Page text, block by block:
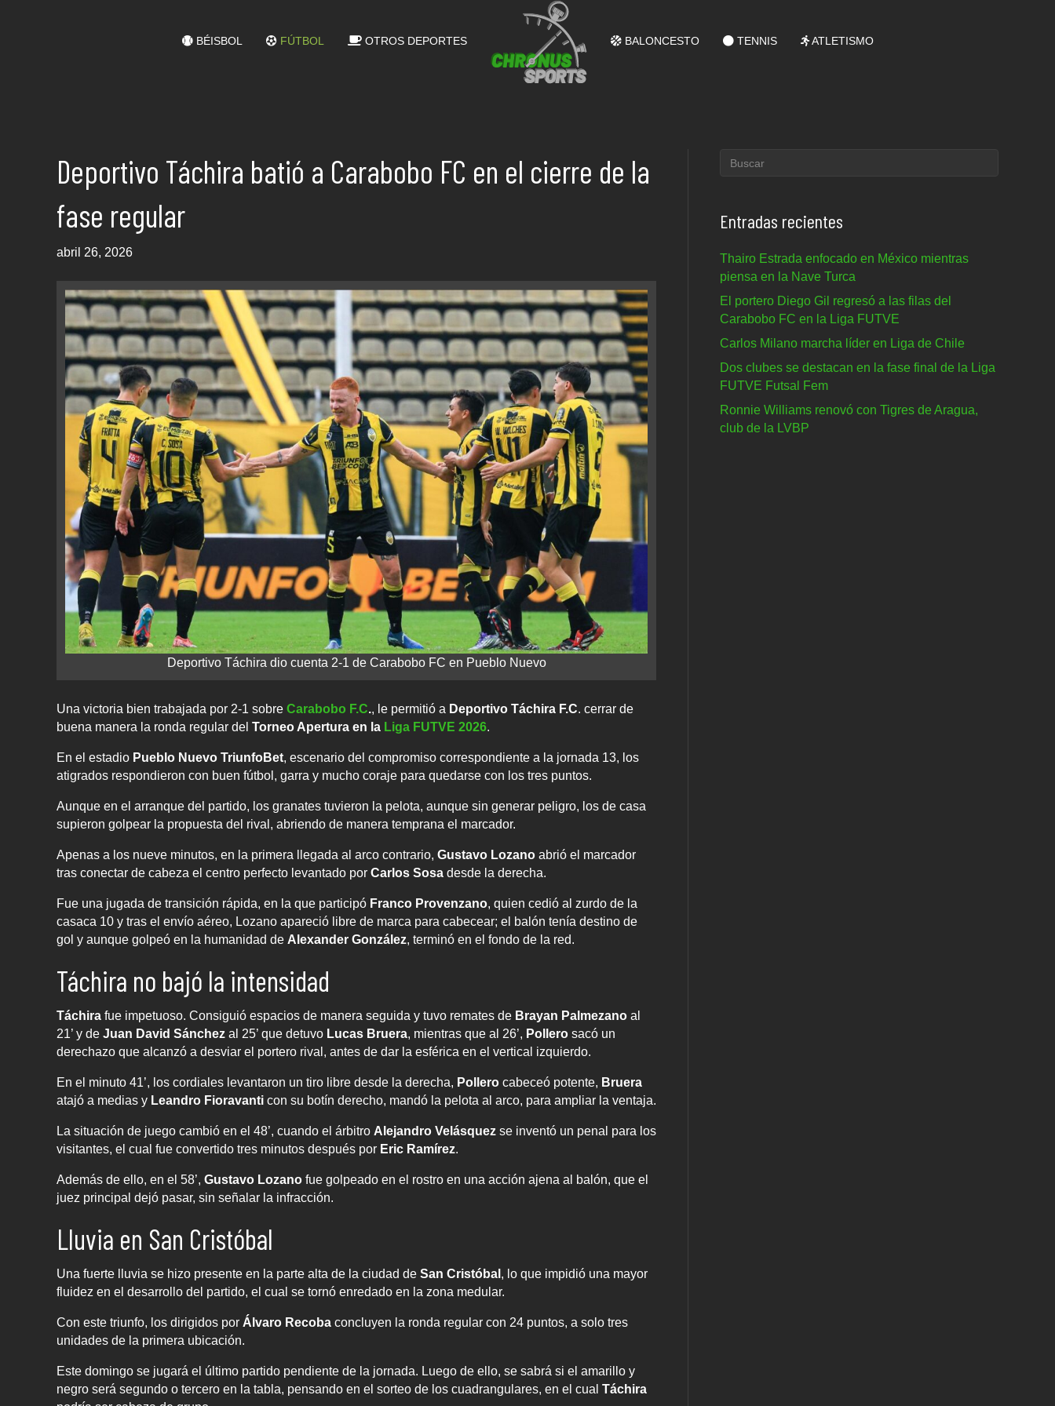
BÉISBOL FÚTBOL OTROS DEPORTES BALONCESTO TENNIS ATLETISMO
Deportivo Táchira batió a Carabobo FC en el cierre de la
fase regular
abril 26, 2026
Deportivo Táchira dio cuenta 2-1 de Carabobo FC en Pueblo Nuevo
Una victoria bien trabajada por 2-1 sobre Carabobo F.C., le permitió a Deportivo Táchira F.C. cerrar de
buena manera la ronda regular del Torneo Apertura en la Liga FUTVE 2026.
En el estadio Pueblo Nuevo TriunfoBet, escenario del compromiso correspondiente a la jornada 13, los
atigrados respondieron con buen fútbol, garra y mucho coraje para quedarse con los tres puntos.
Aunque en el arranque del partido, los granates tuvieron la pelota, aunque sin generar peligro, los de casa
supieron golpear la propuesta del rival, abriendo de manera temprana el marcador.
Apenas a los nueve minutos, en la primera llegada al arco contrario, Gustavo Lozano abrió el marcador
tras conectar de cabeza el centro perfecto levantado por Carlos Sosa desde la derecha.
Fue una jugada de transición rápida, en la que participó Franco Provenzano, quien cedió al zurdo de la
casaca 10 y tras el envío aéreo, Lozano apareció libre de marca para cabecear; el balón tenía destino de
gol y aunque golpeó en la humanidad de Alexander González, terminó en el fondo de la red.
Táchira no bajó la intensidad
Táchira fue impetuoso. Consiguió espacios de manera seguida y tuvo remates de Brayan Palmezano al
21’ y de Juan David Sánchez al 25’ que detuvo Lucas Bruera, mientras que al 26’, Pollero sacó un
derechazo que alcanzó a desviar el portero rival, antes de dar la esférica en el vertical izquierdo.
En el minuto 41’, los cordiales levantaron un tiro libre desde la derecha, Pollero cabeceó potente, Bruera
atajó a medias y Leandro Fioravanti con su botín derecho, mandó la pelota al arco, para ampliar la ventaja.
La situación de juego cambió en el 48’, cuando el árbitro Alejandro Velásquez se inventó un penal para los
visitantes, el cual fue convertido tres minutos después por Eric Ramírez.
Además de ello, en el 58’, Gustavo Lozano fue golpeado en el rostro en una acción ajena al balón, que el
juez principal dejó pasar, sin señalar la infracción.
Lluvia en San Cristóbal
Una fuerte lluvia se hizo presente en la parte alta de la ciudad de San Cristóbal , lo que impidió una mayor
fluidez en el desarrollo del partido, el cual se tornó enredado en la zona medular.
Con este triunfo, los dirigidos por Álvaro Recoba concluyen la ronda regular con 24 puntos, a solo tres
unidades de la primera ubicación.
Este domingo se jugará el último partido pendiente de la jornada. Luego de ello, se sabrá si el amarillo y
negro será segundo o tercero en la tabla, pensando en el sorteo de los cuadrangulares, en el cual Táchira
Entradas recientes
Thairo Estrada enfocado en México mientras
piensa en la Nave Turca
El portero Diego Gil regresó a las filas del
Carabobo FC en la Liga FUTVE
Carlos Milano marcha líder en Liga de Chile
Dos clubes se destacan en la fase final de la Liga
FUTVE Futsal Fem
Ronnie Williams renovó con Tigres de Aragua,
club de la LVBP